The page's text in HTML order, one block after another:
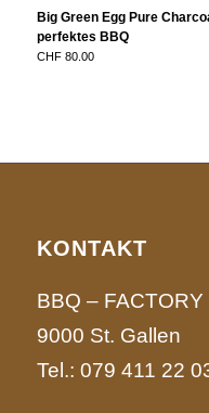
Big Green Egg Pure
perfektes BBQ
CHF80.00
KONTAKT
BBQ – FACTORY
9000 St. Gallen
Tel.: 079 411 22